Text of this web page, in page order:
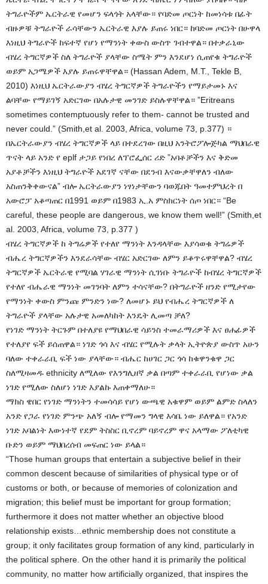
ትግራዮችም ኤርትራዊ የመሆን ፍላጎት አላቸው። የባድመ ጦርነት ከመነሳቱ በፊት
ብዙዎቹ ትግራዮች ራሳቸውን ኤርትራዊ እያሉ ይጠሩ ነበር። ከባድመ ጦርነት በሁዋላ
እነዚህ ትግራዮች ከፍተኛ የሆነ የማንነት ቀውስ ውስጥ ገብተዋል። በተቃራኒው
ብሄረ ትግርኛዎች ስለ ትግራዮች ያላቸው ስሜት ምን እንደሆነ ሲጠየቁ ትግራዮች
ወይም አጋሜዎች እያሉ ይጠሩዋቸዋል። (Hassan Adem, M.T., Tekle B,
2010) እነዚህ ኤርትራውያን ብሄረ ትግርኛዎች ትግራዮችን የማይታመኑ እና
ልባቸው የማይገኝ አድርገው በአሉታዊ መንገድ ይስሉዋቸዋል። ”Eritreans
sometimes contemptuously refer to them- cannot be trusted and
never could.” (Smith,et al. 2003, Africa, volume 73, p.377) ።
በኤርትራውያን ብሄረ ትግርኛዎች ላይ በተደረገው በዚህ አንትሮፖሎጅካል ማህበራዊ
ጥናት ላይ አንድ የ eplf ታጋይ የነበረ ለፕሮፌሰር ሪድ ”አባቶቻችን እና ቅድመ
አያቶቻችን እነዚህ ትግራዮች አደገኛ ናቸው በደንብ እናውቃቸዋለን ብለው
አስጠንቅቀውናል” ብሎ ኤርትራውያን ነፃነታቸውን ባወጁበት ዓመተምህረት በ
አውሮፓ አቆጣጠር በ1991 ወይም በ1983 ኢ.አ ምስክርነት ሰጦ ነበር። “Be
careful, these people are dangerous, we know them well!” (Smith,et
al. 2003, Africa, volume 73, p.377 )
ብሄረ ትግርኛዎች ከ ትግሬዎች የተለየ ማንነት እንዳላቸው እያሳወቁ ትግሬዎች
ብሔረ ትግርኛዎችን እንደራሳቸው ብሄር አድርገው ለምን ይቆጥሩዋቸዋል? ብሄረ
ትግርኛዎች ኤርትራዊ የሚባል ሃገራዊ ማንነት ሲገነቡ ትግራዮች ከብሄረ ትግርኛዎች
የተለየ ብሔራዊ ማንነት መገንባት ለምን ተሳናቸው? በትግራዮች ዘንድ የሚታየው
የማንነት ቀውስ ምንጩ ምንድን ነው? ለመሆኑ ይህ የብሔረ ትግርኛዎች ለ
ትግራዮች ያላቸው አሉታዊ አመለካከት እንዴት ሊመጣ ቻለ?
የነገድ ማንነት ትርጉም በተለያዩ የማህበራዊ ሳይንስ ተመራማሪዎች እና ፀሐፊዎች
የተለያየ ፍች ይሰጠዋል። ነገድ ጎሳ እና ብሄር የሚሉት ቃላት ኢትዮጵያ ውስጥ አሁን
ባለው ተቀራራቢ ፍች ነው ያላቸው። ብሔር ከሀገር ጋር ጎሳ ከቁዋንቁዋ ጋር
ስለሚዛመዱ ethnicity ለሚለው የእንግሊዘኛ ቃል በጣም ተቀራራቢ የሆነው ቃል
ነገድ የሚለው ስለሆነ ነገድ እያልኩ እጠቀማለሁ።
ማክስ ዌበር የነገድ ማንነትን ተመሳሳይ የሆነ ውጫዊ አቁዋም ወይም ልምድ ስላለን
አንድ የጋራ የነገድ ምንጭ አለኝ ብሎ የማመን ግላዊ እሳቤ ነው ይለዋል። የአንድ
ነገድ አባልነት እውነተኛ የደም ትስስር ቢኖረም ባይኖረም ዋና አላማው ፖለቲካዊ
ቡድን ወይም ማህበረሰብ መፍጠር ነው ይላል።
“Those human groups that entertain a subjective belief in their
common descent because of similarities of physical type or of
customs or both, or because of memories of colonization and
migration; this belief must be important for group formation;
furthermore it does not matter whether an objective blood
relationship exists…ethnic membership does not constitute a
group; it only facilitates group formation of any kind, particularly in
the political sphere. On the other hand it is primarily the political
community, no matter how artificially organized, that inspires the